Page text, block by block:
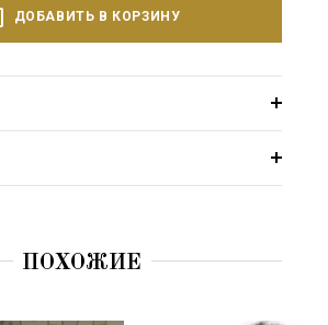
ДОБАВИТЬ В КОРЗИНУ
ПОХОЖИЕ